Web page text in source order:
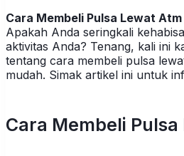
Cara Membeli Pulsa Lewat Atm
Apakah Anda seringkali
aktivitas Anda? Tenang, kali ini
tentang cara membeli pulsa
mudah. Simak artikel ini untuk
Cara Membeli Pulsa